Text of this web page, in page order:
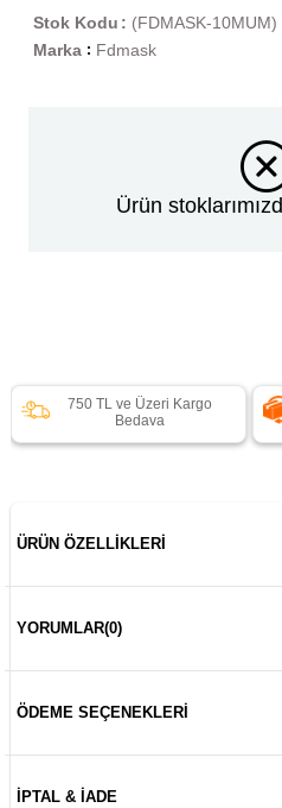
(FDMASK-10MUM)
Stok Kodu
Marka : Fdmask
Ürün
750 TL ve Üzeri Kargo
Bedava
ÜRÜN ÖZELLIKLERI
YORUMLAR(0)
ÖDEME SEÇENEKLERI
İPTAL & İADE